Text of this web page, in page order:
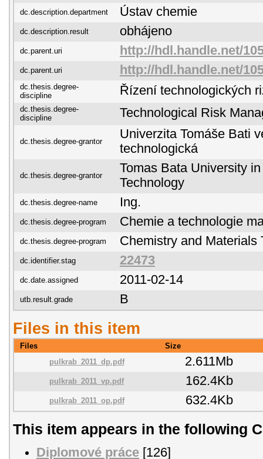
dc.description.department Ústav chemie
dc.description.result obhájeno
dc.parent.uri http://hdl.handle.net/
dc.parent.uri http://hdl.handle.net/
dc.thesis.degree-
discipline
Řízení technologických
dc.thesis.degree-
discipline
Technological Risk
dc.thesis.degree-grantor
Univerzita Tomáše Bati
technologická
dc.thesis.degree-grantor
Tomas Bata University
Technology
dc.thesis.degree-name Ing.
dc.thesis.degree-program Chemie a technologie
dc.thesis.degree-program Chemistry and Materials
dc.identifier.stag 22473
dc.date.assigned 2011-02-14
utb.result.grade B
Files in this item
Files
Size
pulkrab_2011_dp.pdf
2.611Mb
pulkrab_2011_vp.pdf 162.4Kb
pulkrab_2011_op.pdf 632.4Kb
This item appears in the following
Diplomové práce [126]